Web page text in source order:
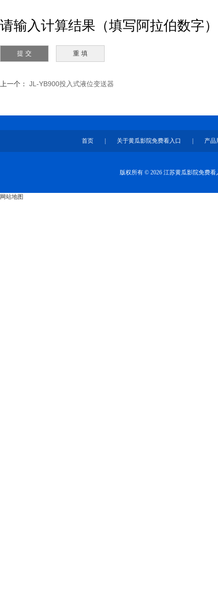
请输入计算结果（填写阿拉伯数字
上一个： JL-YB900投入式液位变送器
首页 关于黄瓜影院免费看入口 产品
版权所有 © 2026 江苏黄瓜影院免费
网站地图